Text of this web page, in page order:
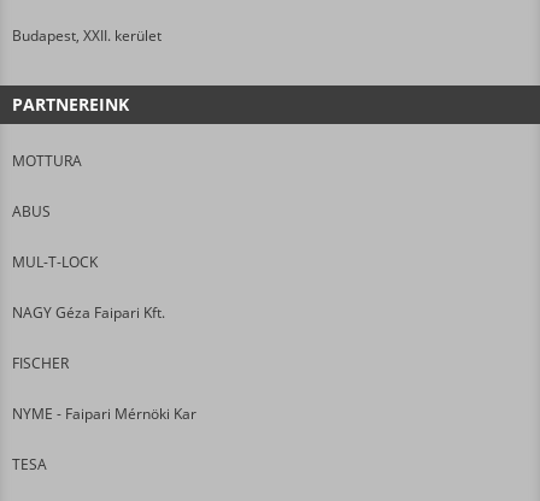
Budapest, XXII. kerület
PARTNEREINK
MOTTURA
ABUS
MUL-T-LOCK
NAGY Géza Faipari Kft.
FISCHER
NYME - Faipari Mérnöki Kar
TESA